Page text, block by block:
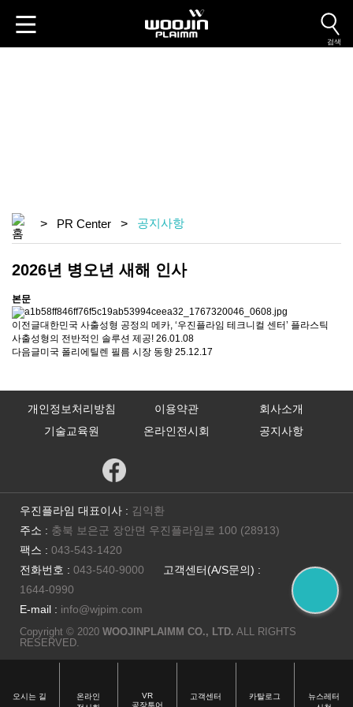
검색
오시는 길
온라인
VR
공장투어
고객센터 카탈로그
뉴스레터
> PR Center > 공지사항
2026년 병오년 새해 인사
본문
이전글대한민국 사출성형 공정의 메카, ‘우진플라임 테크니컬 센터’ 플라스틱
사출성형의 전반적인 솔루션 제공! 26.01.08
다음글미국 폴리에틸렌 필름 시장 동향 25.12.17
개인정보처리방침 이용약관
회사소개
기술교육원
온라인전시회 공지사항
우진플라임 대표이사 : 김익환
주소 : 충북 보은군 장안면 우진플라임로 100 (28913)
팩스 : 043-543-1420
전화번호 : 043-540-9000
고객센터(A/S문의) :
1644-0990
E-mail : info@wjpim.com
Copyright © 2020 WOOJINPLAIMM CO., LTD. ALL RIGHTS
RESERVED.